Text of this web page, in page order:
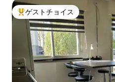
大好評のゲストチョイスです。
ゲストチョイス